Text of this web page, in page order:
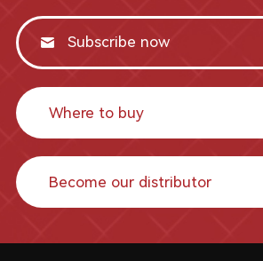
Where to buy
Become our distributor